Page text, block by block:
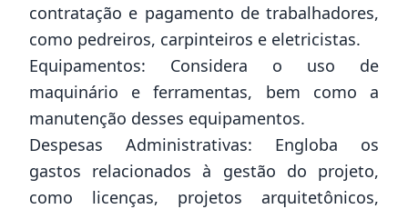
contratação e pagamento de trabalhadores,
como pedreiros, carpinteiros e eletricistas.
Equipamentos: Considera o uso de
maquinário e ferramentas, bem como a
manutenção desses equipamentos.
Despesas Administrativas: Engloba os
gastos relacionados à gestão do projeto,
como licenças, projetos arquitetônicos,